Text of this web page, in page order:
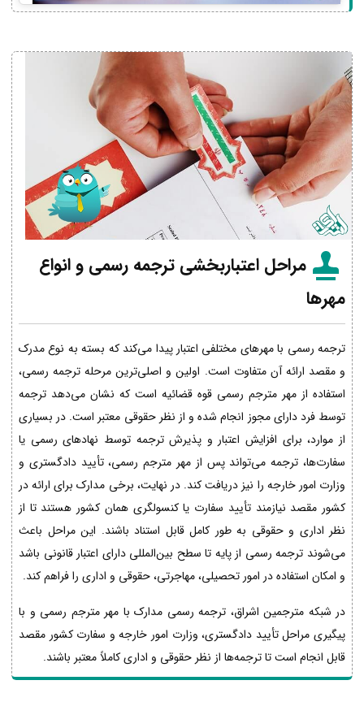
مراحل اعتباربخشی ترجمه رسمی و انواع
مهرها
ترجمه رسمی با مهرهای مختلفی اعتبار پیدا می‌کند که بسته به نوع مدرک
و مقصد ارائه آن متفاوت است. اولین و اصلی‌ترین مرحله ترجمه رسمی،
استفاده از مهر مترجم رسمی قوه قضائیه است که نشان می‌دهد ترجمه
توسط فرد دارای مجوز انجام شده و از نظر حقوقی معتبر است. در بسیاری
از موارد، برای افزایش اعتبار و پذیرش ترجمه توسط نهادهای رسمی یا
سفارت‌ها، ترجمه می‌تواند پس از مهر مترجم رسمی، تأیید دادگستری و
وزارت امور خارجه را نیز دریافت کند. در نهایت، برخی مدارک برای ارائه در
کشور مقصد نیازمند تأیید سفارت یا کنسولگری همان کشور هستند تا از
نظر اداری و حقوقی به طور کامل قابل استناد باشند. این مراحل باعث
می‌شوند ترجمه رسمی از پایه تا سطح بین‌المللی دارای اعتبار قانونی باشد
و امکان استفاده در امور تحصیلی، مهاجرتی، حقوقی و اداری را فراهم کند.
در شبکه مترجمین اشراق، ترجمه رسمی مدارک با مهر مترجم رسمی و با
پیگیری مراحل تأیید دادگستری، وزارت امور خارجه و سفارت کشور مقصد
قابل انجام است تا ترجمه‌ها از نظر حقوقی و اداری کاملاً معتبر باشند.